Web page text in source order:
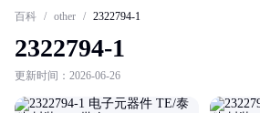
百科 / other / 2322794-1
2322794-1
更新时间：2026-06-26